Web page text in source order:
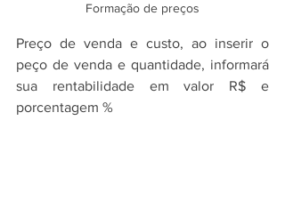
Formação de preços
Preço de venda e custo, ao inserir o
peço de venda e quantidade, informará
sua rentabilidade em valor R$ e
porcentagem %